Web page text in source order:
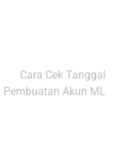
Cara Cek Tanggal
Pembuatan Akun ML